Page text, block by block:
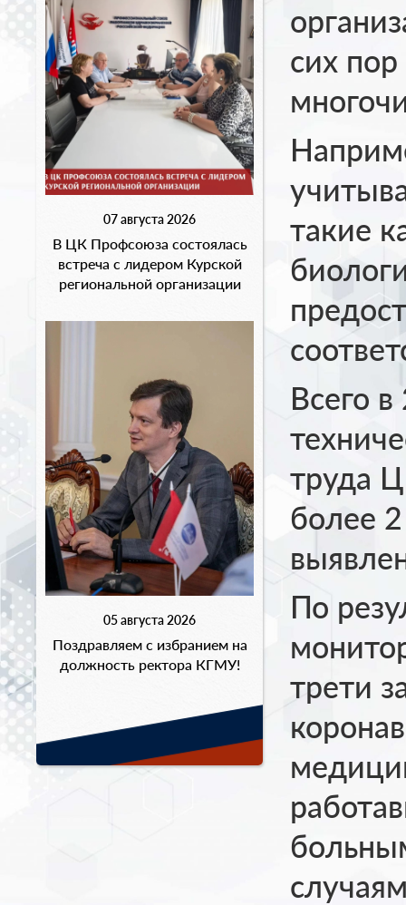
07 августа 2026
В ЦК Профсоюза состоялась
встреча с лидером Курской
региональной организации
05 августа 2026
Поздравляем с избранием на
должность ректора КГМУ!
сих
такие
Всего
труда
более
По
трети